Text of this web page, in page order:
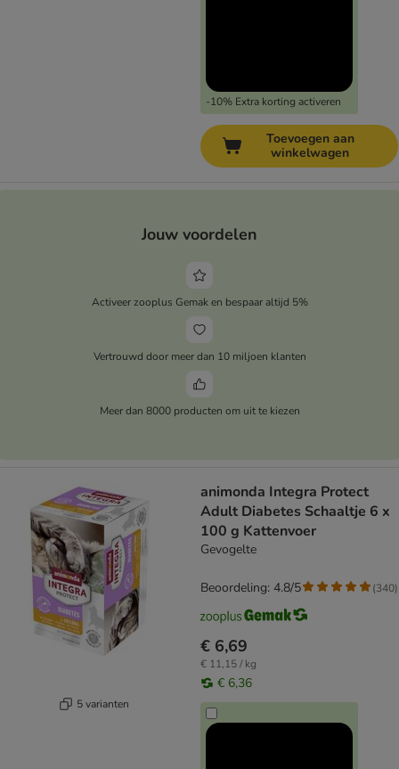
-10% Extra korting activeren
Toevoegen aan
winkelwagen
Jouw voordelen
Activeer zooplus Gemak en bespaar altijd 5%
Vertrouwd door meer dan 10 miljoen klanten
Meer dan 8000 producten om uit te kiezen
5 varianten
animonda Integra Protect
Adult Diabetes Schaaltje 6 x
100 g Kattenvoer
Gevogelte
€ 6,69
€ 11,15 / kg
€ 6,36
Beoordeling: 4.8/5 (340)